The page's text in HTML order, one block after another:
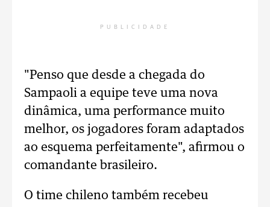
PUBLICIDADE
"Penso que desde a chegada do
Sampaoli a equipe teve uma nova
dinâmica, uma performance muito
melhor, os jogadores foram adaptados
ao esquema perfeitamente", afirmou o
comandante brasileiro.
O time chileno também recebeu